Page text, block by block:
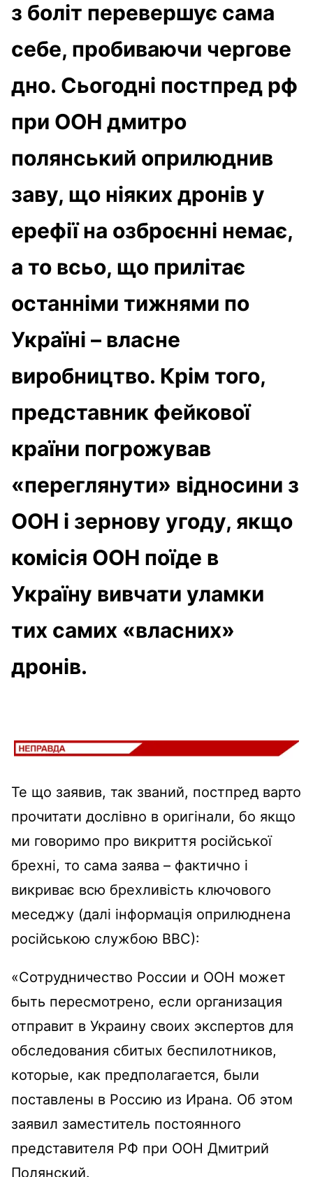
з боліт перевершує сама
себе, пробиваючи чергове
дно. Сьогодні постпред рф
при ООН дмитро
полянський оприлюднив
заву, що ніяких дронів у
ерефії на озброєнні немає,
а то всьо, що прилітає
останніми тижнями по
Україні – власне
виробництво. Крім того,
представник фейкової
країни погрожував
«переглянути» відносини з
ООН і зернову угоду, якщо
комісія ООН поїде в
Україну вивчати уламки
тих самих «власних»
дронів.
Те що заявив, так званий, постпред варто
прочитати дослівно в оригінали, бо якщо
ми говоримо про викриття російської
брехні, то сама заява – фактично і
викриває всю брехливість ключового
меседжу (далі інформація оприлюднена
російською службою ВВС):
«Сотрудничество России и ООН может
быть пересмотрено, если организация
отправит в Украину своих экспертов для
обследования сбитых беспилотников,
которые, как предполагается, были
поставлены в Россию из Ирана. Об этом
заявил заместитель постоянного
представителя РФ при ООН Дмитрий
Полянский.